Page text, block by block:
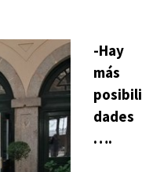
-Hay
más
posibili
dades
….